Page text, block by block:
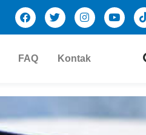
FAQ Kontak